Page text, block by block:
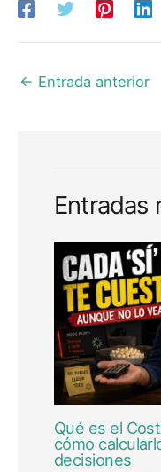
← Entrada anterior
Entradas
Qué es el
cómo
decisiones